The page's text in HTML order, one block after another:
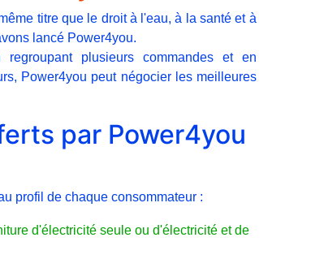
titre que le droit à l'eau, à la santé et à
lancé Power4you.
plusieurs commandes et en
Power4you peut négocier les meilleures
par Power4you
profil de chaque consommateur :
d'électricité seule ou d'électricité et de